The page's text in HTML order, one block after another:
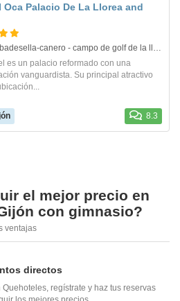
Oca Palacio De La Llorea and
es un palacio reformado con una
vanguardista. Su principal atractivo
8.3
el mejor precio en
con gimnasio?
ventajas
directos
regístrate y haz tus reservas